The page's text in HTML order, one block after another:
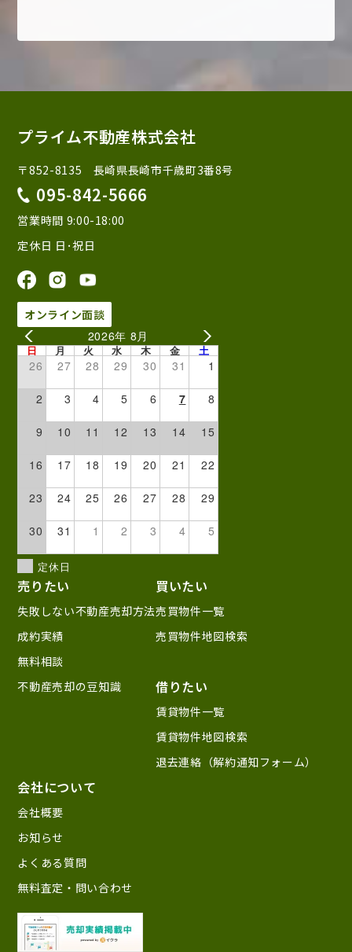
プライム不動産株式会社
〒852-8135 長崎県長崎市千歳町3番8号
095-842-5666
営業時間 9:00-18:00
定休日 日･祝日
オンライン面談
2026年 8月
日 月 火 水 木 金 土
26 27 28 29 30 31 1
2 3 4 5 6 7 8
9 10 11 12 13 14 15
16 17 18 19 20 21 22
23 24 25 26 27 28 29
30 31 1 2 3 4 5
定休日
売りたい
失敗しない不動産売却方法
成約実績
無料相談
不動産売却の豆知識
買いたい
売買物件一覧
売買物件地図検索
借りたい
賃貸物件一覧
賃貸物件地図検索
退去連絡（解約通知フォーム）
会社について
会社概要
お知らせ
よくある質問
無料査定・問い合わせ